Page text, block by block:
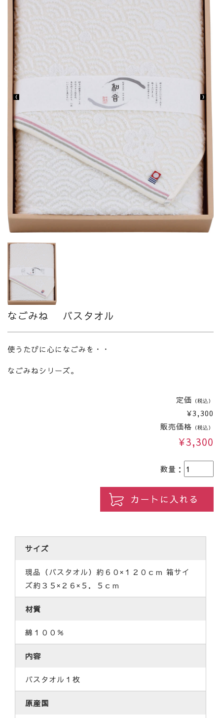
なごみね バスタオル
使うたびに心になごみを・・
なごみねシリーズ。
定価 （税込）
¥3,300
販売価格 （税込）
¥3,300
数量：
サイズ
現品（バスタオル）約６０×１２０ｃｍ 箱サイ
ズ約３５×２６×５．５ｃｍ
材質
綿１００％
内容
バスタオル１枚
原産国